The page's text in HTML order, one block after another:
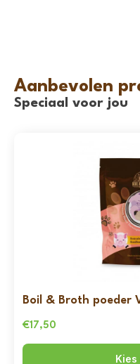
Aanbevolen
Speciaal voor jou
Boil & Broth poeder
€17,50
Kies